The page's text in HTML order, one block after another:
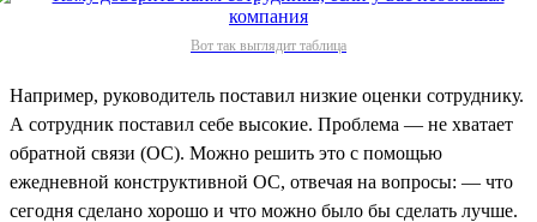
Вот так выглядит таблица
Например, руководитель поставил низкие оценки сотруднику.
А сотрудник поставил себе высокие. Проблема — не хватает
обратной связи (ОС). Можно решить это с помощью
ежедневной конструктивной ОС, отвечая на вопросы: — что
сегодня сделано хорошо и что можно было бы сделать лучше.